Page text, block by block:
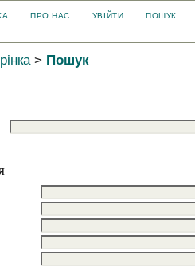
ПРО НАС УВІЙТИ
ПОШУК
> Пошук